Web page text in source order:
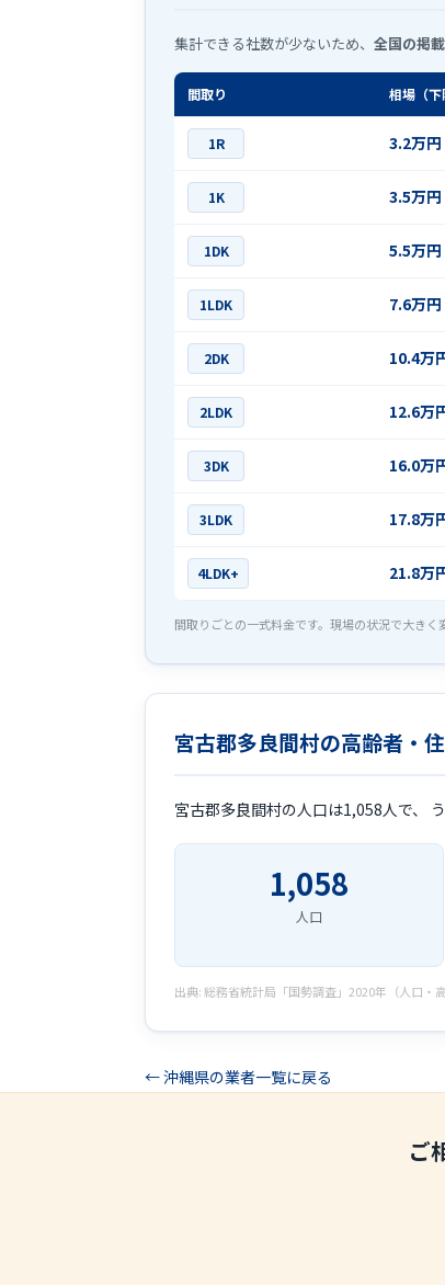
集計できる社数が少ないため、 全国の掲
間取り 相場（下
1R 3.2万円
1K 3.5万円
1DK 5.5万円
1LDK 7.6万
2DK 10.4万
2LDK 12.6万
3DK 16.0万
3LDK 17.8万
4LDK+ 21.8万
間取りごとの一式料金です。現場の状況で大きく
宮古郡多良間村の高齢者・
宮古郡多良間村の人口は1,058人で、
1,058
人口
出典: 総務省統計局「国勢調査」2020年（人口・
← 沖縄県の業者一覧に戻る
ご